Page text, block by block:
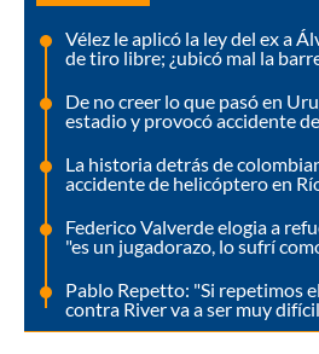
Vélez le aplicó la ley del ex a
de tiro libre; ¿ubicó mal la
De no creer lo que pasó en
estadio y provocó accidente
La historia detrás de
accidente de helicóptero en
Federico Valverde elogia a
"es un jugadorazo, lo sufrí
Pablo Repetto: "Si repetimos
contra River va a ser muy